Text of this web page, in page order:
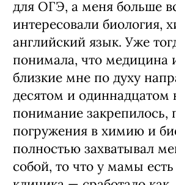
для ОГЭ, а меня больше
интересовали биология,
английский язык. Уже
понимала, что медицина
близкие мне по духу
десятом и одиннадцатом
понимание закрепилось,
погружения в химию и
полностью захватывал
собой, то что у мамы есть